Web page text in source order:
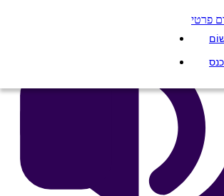
פרטי